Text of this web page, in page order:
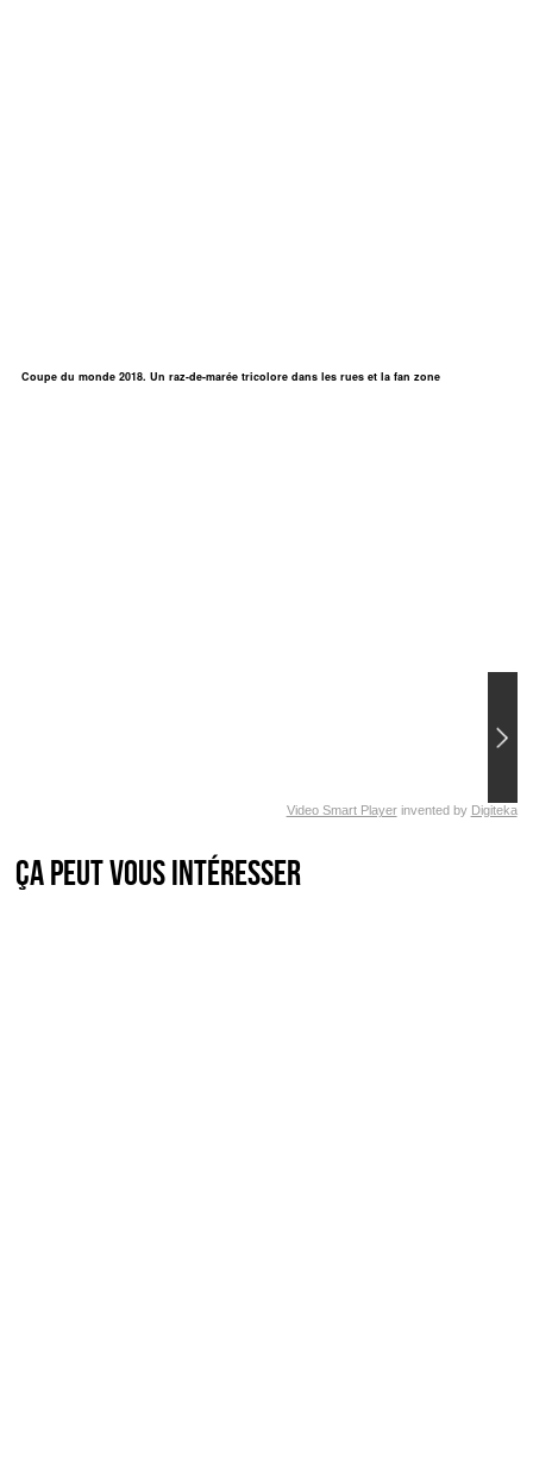
Coupe du monde 2018. Un raz-de-marée tricolore dans les rues et la fan zone
Video Smart Playerinvented by Digiteka
Ça peut vous intéresser